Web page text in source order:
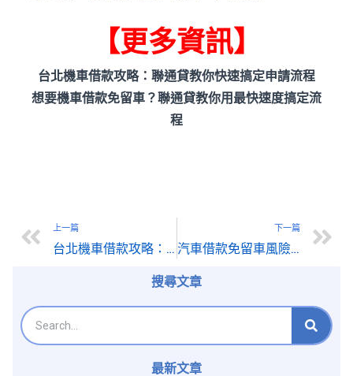
【更多資訊】
台北機車借款攻略：聯通貸教你快速搞定申請流程
想要機車借款免留車？聯通貸教你用最快速度搞定流
程
上一篇
台北機車借款攻略：聯通貸教你快速搞定申請流程
下一篇
汽車借款免留車風險避坑指南：聯通貸讓你安心貸款
搜尋文章
最新文章